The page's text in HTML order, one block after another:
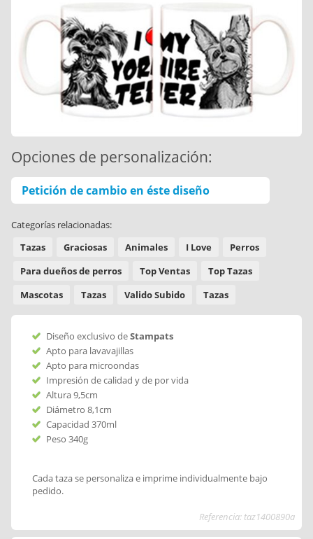
Opciones de personalización:
Petición de cambio en éste diseño
Categorías relacionadas:
Tazas
Graciosas Animales I Love
Perros
Para dueños de perros
Top Ventas
Top Tazas
Mascotas
Tazas Valido Subido Tazas
Diseño exclusivo deStampats
Apto para lavavajillas
Apto para microondas
Impresión de calidad y de por vida
Altura 9,5cm
Diámetro 8,1cm
Capacidad 370ml
Peso 340g
Cada taza se personaliza e imprime individualmente bajo
pedido.
Referencia: taz1400890a